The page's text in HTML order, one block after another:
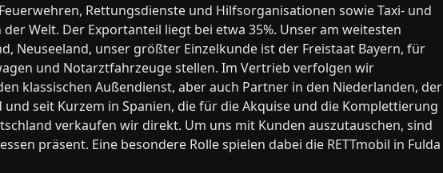
Rettungsdienste und Hilfsorganisationen sowie Taxi- und
Welt. Der Exportanteil liegt bei etwa 35%. Unser am weitesten
Neuseeland, unser größter Einzelkunde ist der Freistaat Bayern, für
und Notarztfahrzeuge stellen. Im Vertrieb verfolgen wir
klassischen Außendienst, aber auch Partner in den Niederlanden, der
und seit Kurzem in Spanien, die für die Akquise und die Komplettierung
verkaufen wir direkt. Um uns mit Kunden auszutauschen, sind
präsent. Eine besondere Rolle spielen dabei die RETTmobil in Fulda